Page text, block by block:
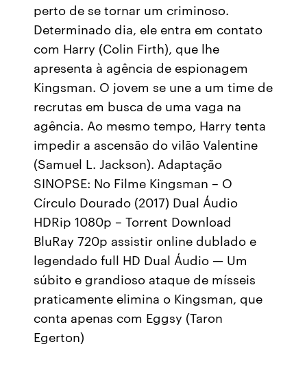
perto de se tornar um criminoso.
Determinado dia, ele entra em contato
com Harry (Colin Firth), que lhe
apresenta à agência de espionagem
Kingsman. O jovem se une a um time de
recrutas em busca de uma vaga na
agência. Ao mesmo tempo, Harry tenta
impedir a ascensão do vilão Valentine
(Samuel L. Jackson). Adaptação
SINOPSE: No Filme Kingsman – O
Círculo Dourado (2017) Dual Áudio
HDRip 1080p – Torrent Download
BluRay 720p assistir online dublado e
legendado full HD Dual Áudio — Um
súbito e grandioso ataque de mísseis
praticamente elimina o Kingsman, que
conta apenas com Eggsy (Taron
Egerton)